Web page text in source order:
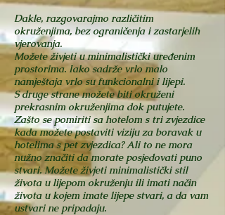
Dakle, razgovarajmo različitim
okruženjima, bez ograničenja i zastarjelih
vjerovanja.
Možete živjeti u minimalistički uređenim
prostorima. Iako sadrže vrlo malo
namještaja vrlo su funkcionalni i lijepi.
S druge strane možete biti okruženi
prekrasnim okruženjima dok putujete.
Zašto se pomiriti sa hotelom s tri zvjezdice
kada možete postaviti viziju za boravak u
hotelima s pet zvjezdica? Ali to ne mora
nužno značiti da morate posjedovati puno
stvari. Možete živjeti minimalistički stil
života u lijepom okruženju ili imati način
života u kojem imate lijepe stvari, a da vam
ustvari ne pripadaju.